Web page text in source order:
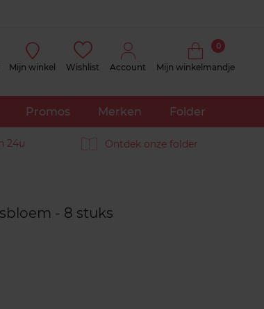
Mijn winkel Wishlist Account Mijn winkelmandje
0
Promos Merken Folder
24u Ontdek onze folder
- 8 stuks